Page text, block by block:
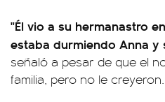
"Él vio a su hermanastro
estaba durmiendo Anna y
señaló a pesar de que el
familia, pero no le creyeron.